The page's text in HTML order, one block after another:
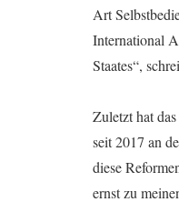
Art
International
Staates“,
Zuletzt hat
seit 2017 an
diese
ernst zu